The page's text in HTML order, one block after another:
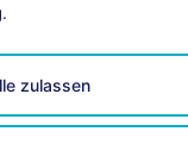
.
zulassen